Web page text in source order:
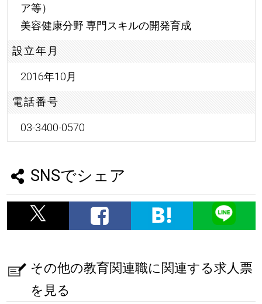
ア等）
美容健康分野 専門スキルの開発育成
設立年月
2016年10月
電話番号
03-3400-0570
SNSでシェア
その他の教育関連職に関連する求人票
を見る